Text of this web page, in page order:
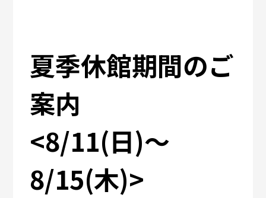
夏季休館期間のご
案内
<8/11(日)～
8/15(木)>